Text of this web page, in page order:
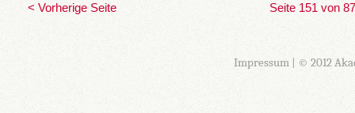
< Vorherige Seite Seite 151 von
Impressum| © 2012